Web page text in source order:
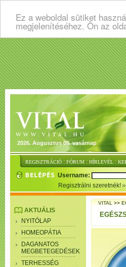
Ez a weboldal sütiket
megjelenítéséhez. Ön az
2026. Augusztus 09. vasárnap
REGISZTRÁCIÓ : FÓRUM : HÍRLEVÉL :
Username:
Regisztrálni szeretnék!
AKTUÁLIS
NYITÓLAP
HOMEOPÁTIA
DAGANATOS
MEGBETEGEDÉSEK
TERHESSÉG
VITAL>>